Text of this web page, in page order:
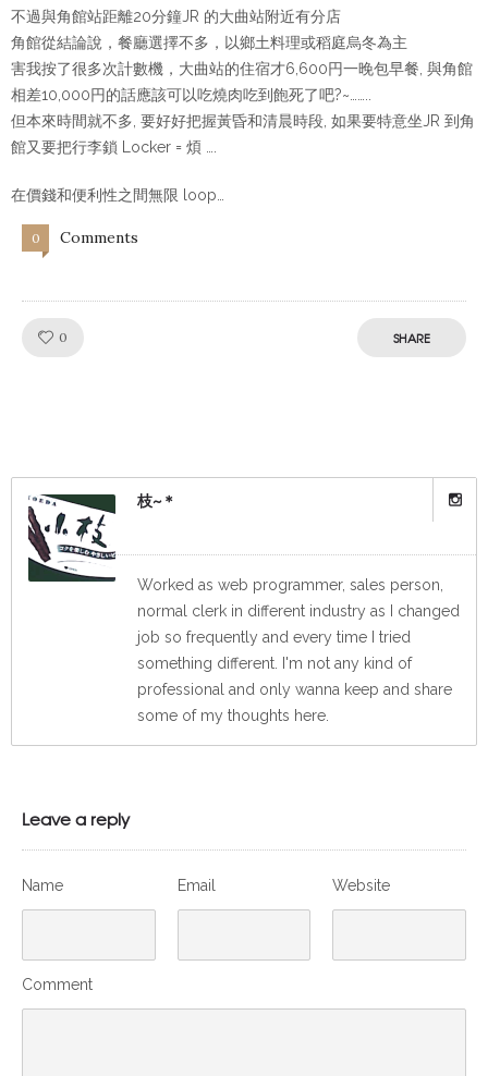
不過與角館站距離20分鐘JR 的大曲站附近有分店
角館從結論說，餐廳選擇不多，以鄉土料理或稻庭烏冬為主
害我按了很多次計數機，大曲站的住宿才6,600円一晚包早餐, 與角館
相差10,000円的話應該可以吃燒肉吃到飽死了吧?~……..
但本來時間就不多, 要好好把握黃昏和清晨時段, 如果要特意坐JR 到角
館又要把行李鎖 Locker = 煩 ….
在價錢和便利性之間無限 loop…
0 Comments
0 SHARE
枝~＊
Worked as web programmer, sales person,
normal clerk in different industry as I changed
job so frequently and every time I tried
something different. I'm not any kind of
professional and only wanna keep and share
some of my thoughts here.
Leave a reply
Name Email Website
Comment